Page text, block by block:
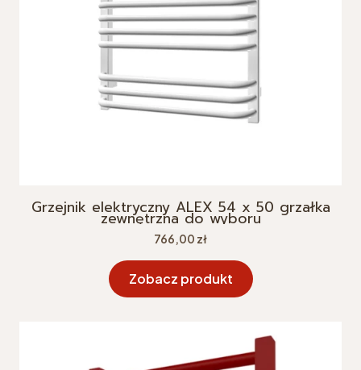
Grzejnik elektryczny ALEX 54 x 50 grzałka
zewnętrzna do wyboru
Cena
766,00 zł
Zobacz produkt